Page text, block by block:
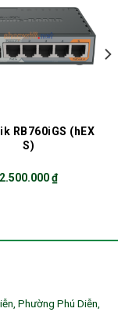
RB760iGS (hEX
S)
2.500.000₫
Phường Phú Diễn,